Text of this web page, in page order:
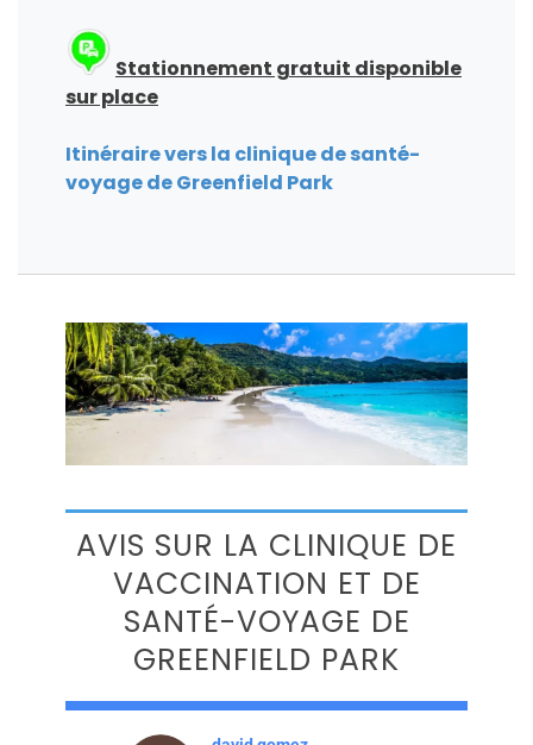
Stationnement gratuit disponible
sur place
Itinéraire vers la clinique de santé-
voyage de Greenfield Park
AVIS SUR LA CLINIQUE DE
VACCINATION ET DE
SANTÉ-VOYAGE DE
GREENFIELD PARK